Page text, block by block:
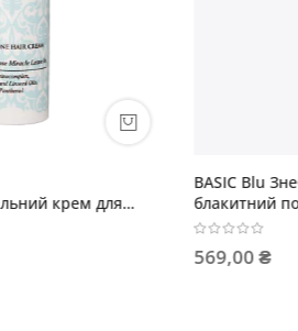
BASIC Blu Знебарвлювальний
блакитний порошок (пакет)